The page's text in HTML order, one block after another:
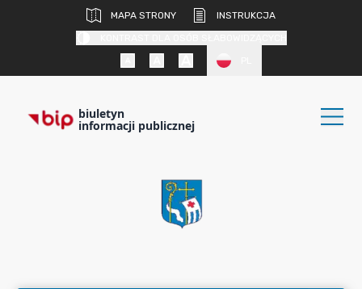
MAPA STRONY
INSTRUKCJA
biuletyn
informacji publicznej